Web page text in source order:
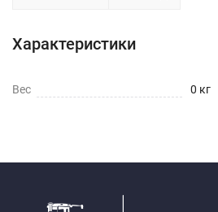
Характеристики
Вес 0 кг